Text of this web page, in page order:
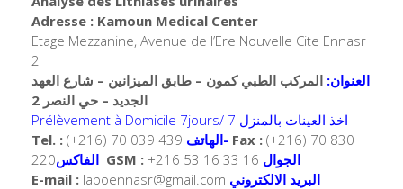
Adresse : Kamoun Medical Center
Etage Mezzanine, Avenue de l’Ere Nouvelle Cite Ennasr
2
العنوان: المركب الطبي كمون – طابق الميزانين – شارع العهد
الجديد – حي النصر 2
Prélèvement à Domicile 7jours/ 7 اخذ العينات بالمنزل
Tel. : (+216) 70 039 439 الهاتف- Fax : (+216) 70 830
220
GSM : +216 53 16 33 16 الجوال
E-mail : laboennasr@gmail.com البريد الالكتروني